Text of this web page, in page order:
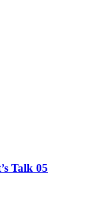
Talk 05